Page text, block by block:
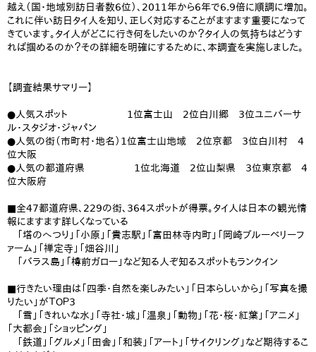
越え（国・地域別訪日者数6位）、2011年から6年で6.9倍に順調に増加。
これに伴い訪日タイ人を知り、正しく対応することがますます重要になって
きています。タイ人がどこに行き何をしたいのか？タイ人の気持ちはどうす
れば掴めるのか？その詳細を明確にするために、本調査を実施しました。
【調査結果サマリー】
​●人気スポット 1位富士山 2位白川郷 3位ユニバーサ
ル・スタジオ・ジャパン
​●人気の街（市町村・地名）1位富士山地域 2位京都 3位白川村 4
位大阪
●人気の都道府県 1位北海道 2位山梨県 3位東京都 4
位大阪府
■全47都道府県、229の街、364スポットが得票。タイ人は日本の観光情
報にますます詳しくなっている
​ 「塔のへつり」「小原」「貴志駅」「富田林寺内町」「岡崎ブルーベリーフ
ァーム」「禅定寺」「畑谷川」
「バラス島」「樽前ガロー」など知る人ぞ知るスポットもランクイン
■行きたい理由は「四季・自然を楽しみたい」「日本らしいから」「写真を撮
りたい」がＴＯＰ3
「雪」「きれいな水」「寺社・城」「温泉」「動物」「花・桜・紅葉」「アニメ」
「大都会」「ショッピング」
​ 「鉄道」「グルメ」「田舎」「和装」「アート」「サイクリング」など期待するこ